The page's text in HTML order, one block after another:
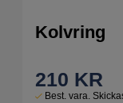
Kolvring
210 KR
Best. vara.